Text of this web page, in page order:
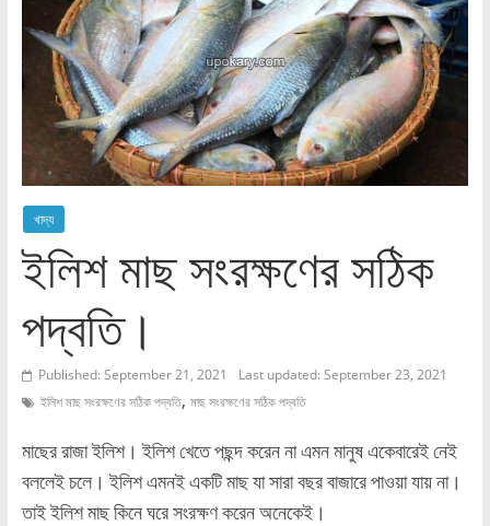
খাদ্য
ইলিশ মাছ সংরক্ষণের সঠিক
পদ্বতি।
Published: September 21, 2021
Last updated: September 23, 2021
ইলিশ মাছ সংরক্ষণের সঠিক পদ্বতি, মাছ সংরক্ষণের সঠিক পদ্বতি
মাছের রাজা ইলিশ। ইলিশ খেতে পছন্দ করেন না এমন মানুষ একেবারেই নেই
বললেই চলে। ইলিশ এমনই একটি মাছ যা সারা বছর বাজারে পাওয়া যায় না।
তাই ইলিশ মাছ কিনে ঘরে সংরক্ষণ করেন অনেকেই।